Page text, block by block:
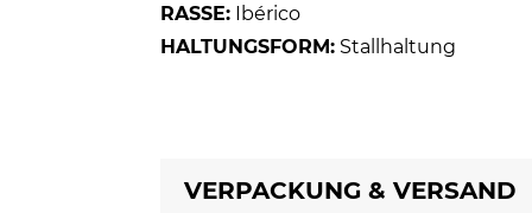
RASSE: Ibérico
HALTUNGSFORM: Stallhaltung
VERPACKUNG & VERSAND